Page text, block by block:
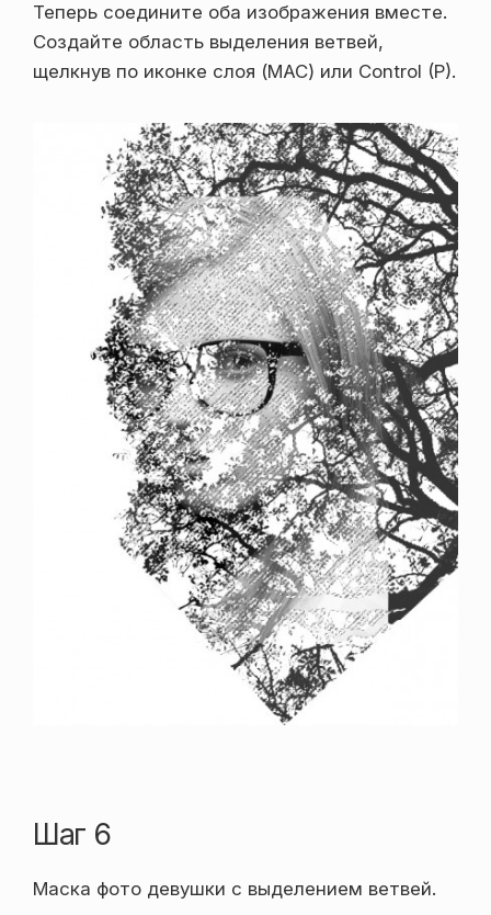
Теперь соедините оба изображения вместе.
Создайте область выделения ветвей,
щелкнув по иконке слоя (MAC) или Control (P).
Шаг 6
Маска фото девушки с выделением ветвей.